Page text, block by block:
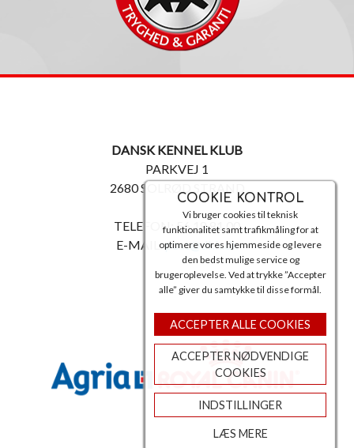
COOKIE KONTROL
Vi bruger cookies til teknisk
funktionalitet samt trafikmåling for at
optimere vores hjemmeside og levere
den bedst mulige service og
brugeroplevelse. Ved at trykke ”Accepter
alle” giver du samtykke til disse formål.
ACCEPTER ALLE COOKIES
ACCEPTER NØDVENDIGE
COOKIES
INDSTILLINGER
LÆS MERE
DANSK KENNEL KLUB
PARKVEJ 1
2680 SOLRØD STRAND
TELEFON: 56 18 81 00
E-MAIL:post@dkk.dk